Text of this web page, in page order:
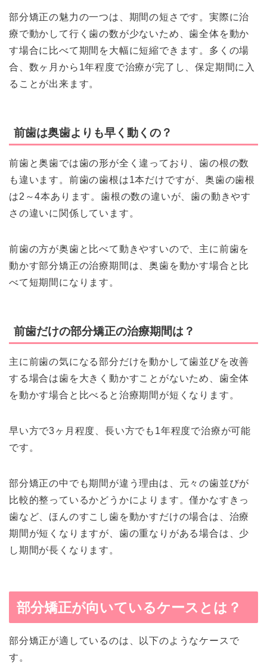
部分矯正の魅力の一つは、期間の短さです。実際に治
療で動かして行く歯の数が少ないため、歯全体を動か
す場合に比べて期間を大幅に短縮できます。多くの場
合、数ヶ月から1年程度で治療が完了し、保定期間に入
ることが出来ます。
前歯は奥歯よりも早く動くの？
前歯と奥歯では歯の形が全く違っており、歯の根の数
も違います。前歯の歯根は1本だけですが、奥歯の歯根
は2～4本あります。歯根の数の違いが、歯の動きやす
さの違いに関係しています。
前歯の方が奥歯と比べて動きやすいので、主に前歯を
動かす部分矯正の治療期間は、奥歯を動かす場合と比
べて短期間になります。
前歯だけの部分矯正の治療期間は？
主に前歯の気になる部分だけを動かして歯並びを改善
する場合は歯を大きく動かすことがないため、歯全体
を動かす場合と比べると治療期間が短くなります。
早い方で3ヶ月程度、長い方でも1年程度で治療が可能
です。
部分矯正の中でも期間が違う理由は、元々の歯並びが
比較的整っているかどうかによります。僅かなすきっ
歯など、ほんのすこし歯を動かすだけの場合は、治療
期間が短くなりますが、歯の重なりがある場合は、少
し期間が長くなります。
部分矯正が向いているケースとは？
部分矯正が適しているのは、以下のようなケースで
す。